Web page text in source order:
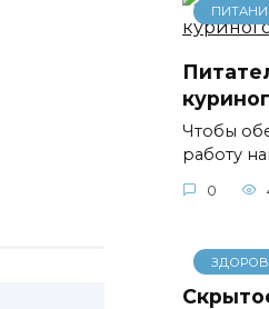
Чтобы
работу
0